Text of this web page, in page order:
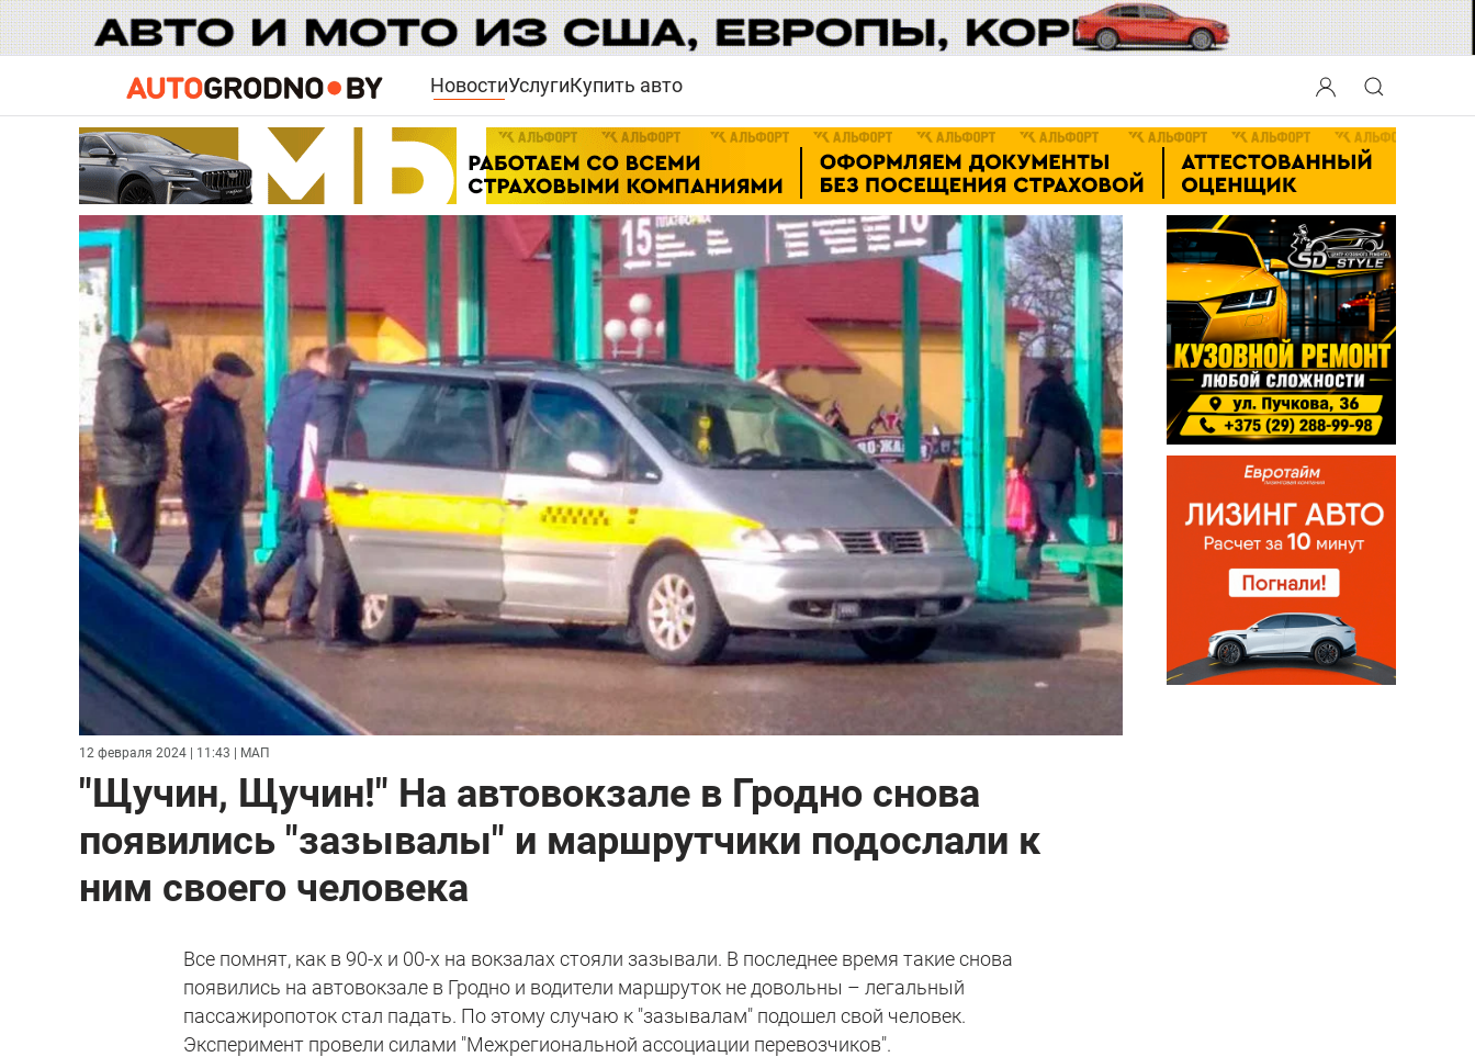
НовостиУслугиКупить авто
12 февраля 2024 | 11:43 | МАП
"Щучин, Щучин!" На автовокзале в Гродно снова
появились "зазывалы" и маршрутчики подослали к
ним своего человека
Все помнят, как в 90-х и 00-х на вокзалах стояли зазывали. В последнее время такие снова
появились на автовокзале в Гродно и водители маршруток не довольны – легальный
пассажиропоток стал падать. По этому случаю к "зазывалам" подошел свой человек.
Эксперимент провели силами "Межрегиональной ассоциации перевозчиков".